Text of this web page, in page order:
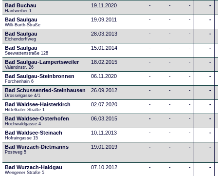
Bad Buchau
Hanfweiher 1
19.11.2020 - - - -
Bad Saulgau
Willi-Burth-Straße
19.09.2011 - - - -
Bad Saulgau
Eichendorffweg
28.03.2013 - - - -
Bad Saulgau
Seewattenstraße 128
15.01.2014 - - - -
Bad Saulgau-Lampertsweiler
Valentinstr. 26
18.02.2015 - - - -
Bad Saulgau-Steinbronnen
Forchenhain 6
06.11.2020 - - - -
Bad Schussenried-Steinhausen
Drosselgasse 4/1
26.09.2012 - - - -
Bad Waldsee-Haisterkirch
Hittelkofer Straße 1
02.07.2020 - - - -
Bad Waldsee-Osterhofen
Hochwaldgasse 4
06.03.2015 - - - -
Bad Waldsee-Steinach
Hofraingasse 15
10.11.2013 - - - -
Bad Wurzach-Dietmanns
Postweg 5
19.01.2019 - - - -
Bad Wurzach-Haidgau
Wengener Straße 5
07.10.2012 - - - -